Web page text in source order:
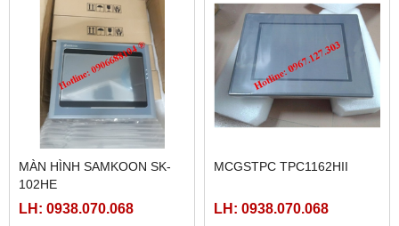
MÀN HÌNH SAMKOON SK-
102HE
LH: 0938.070.068
MCGSTPC TPC1162HII
LH: 0938.070.068